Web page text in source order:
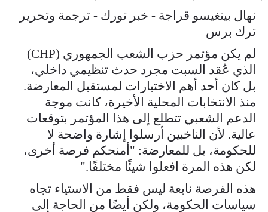
نهال بينغيسو قراجة - خبر تورك - ترجمة وتحرير
ترك برس
لم يكن مؤتمر حزب الشعب الجمهوري (CHP)
الذي عُقد السبت مجرد حدث تنظيمي داخلي،
بل كان أحد أهم الاختبارات لمستقبل المعارضة.
منذ الانتخابات المحلية الأخيرة، كانت موجة
الدعم الشعبي تتطلع إلى هذا المؤتمر بتوقعات
عالية. لأن الناخبين أرسلوا إشارة واضحة لا
للحكومة، بل للمعارضة: "أمنحكم فرصة أخرى،
لكن هذه المرة افعلوا شيئًا مختلفًا."
هذه الفرصة نابعة ليس فقط من الاستياء تجاه
سياسات الحكومة، ولكن أيضًا من الحاجة إلى